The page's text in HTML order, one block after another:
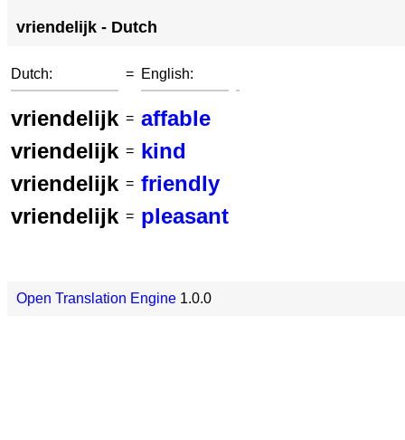
vriendelijk - Dutch
Dutch: = English:
vriendelijk = affable
vriendelijk = kind
vriendelijk = friendly
vriendelijk = pleasant
Open Translation Engine 1.0.0